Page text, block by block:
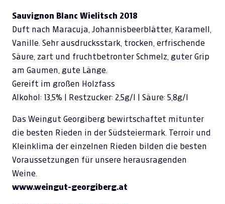
Sauvignon Blanc Wielitsch 2018
Duft nach Maracuja, Johannisbeerblätter, Karamell,
Vanille. Sehr ausdrucksstark, trocken, erfrischende
Säure, zart und fruchtbetronter Schmelz, guter Grip
am Gaumen, gute Länge.
Gereift im großen Holzfass
Alkohol: 13,5% | Restzucker: 2,5g/l | Säure: 5,8g/l
Das Weingut Georgiberg bewirtschaftet mitunter
die besten Rieden in der Südsteiermark. Terroir und
Kleinklima der einzelnen Rieden bilden die besten
Voraussetzungen für unsere herausragenden
Weine.
www.weingut-georgiberg.at